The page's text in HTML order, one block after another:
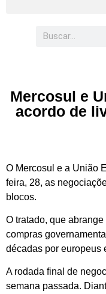
Mercosul e
acordo de
O Mercosul e a União
feira, 28, as
blocos.
O tratado, que
compras
décadas por europeus
A rodada final de
semana passada.